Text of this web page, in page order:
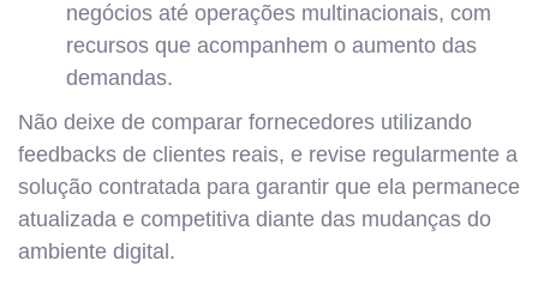
negócios até operações multinacionais, com
recursos que acompanhem o aumento das
demandas.
Não deixe de comparar fornecedores utilizando
feedbacks de clientes reais, e revise regularmente a
solução contratada para garantir que ela permanece
atualizada e competitiva diante das mudanças do
ambiente digital.